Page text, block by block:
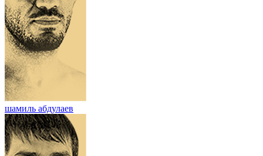
шамиль абдулаев